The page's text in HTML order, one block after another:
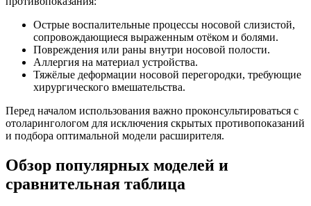
Острые воспалительные процессы носовой слизистой,
сопровождающиеся выраженным отёком и болями.
Повреждения или раны внутри носовой полости.
Аллергия на материал устройства.
Тяжёлые деформации носовой перегородки, требующие
хирургического вмешательства.
Перед началом использования важно проконсультироваться с
отоларингологом для исключения скрытых противопоказаний
и подбора оптимальной модели расширителя.
Обзор популярных моделей и
сравнительная таблица